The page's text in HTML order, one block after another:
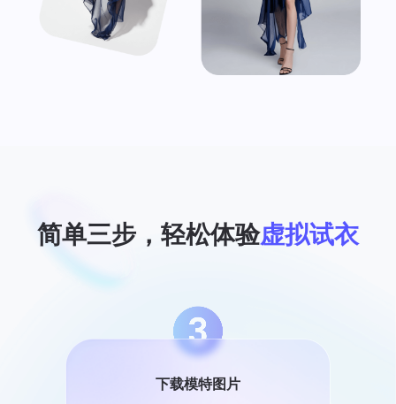
简单三步，轻松体验虚拟试衣
下载模特图片